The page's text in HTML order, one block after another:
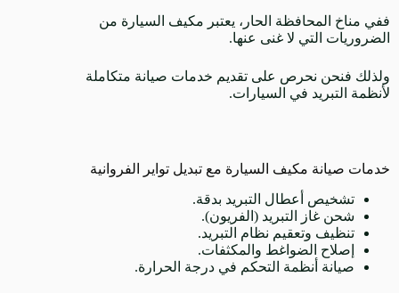
ففي مناخ المحافظة الحار، يعتبر مكيف السيارة من
الضروريات التي لا غنى عنها.
ولذلك فنحن نحرص على تقديم خدمات صيانة متكاملة
لأنظمة التبريد في السيارات.
خدمات صيانة مكيف السيارة مع تبديل تواير الفروانية
تشخيص أعطال التبريد بدقة.
شحن غاز التبريد (الفريون).
تنظيف وتعقيم نظام التبريد.
إصلاح الضواغط والمكثفات.
صيانة أنظمة التحكم في درجة الحرارة.